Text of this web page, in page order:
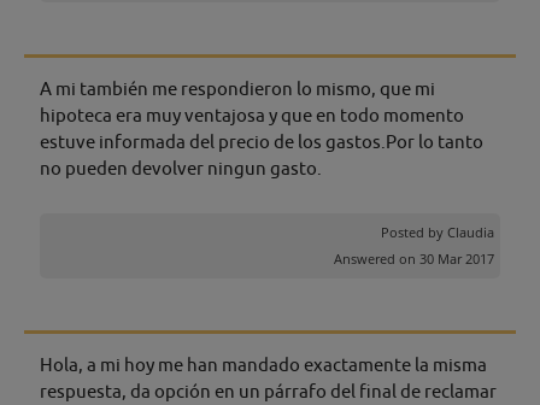
A mi también me respondieron lo mismo, que mi
hipoteca era muy ventajosa y que en todo momento
estuve informada del precio de los gastos.Por lo tanto
no pueden devolver ningun gasto.
Posted by Claudia
Answered on 30 Mar 2017
Hola, a mi hoy me han mandado exactamente la misma
respuesta, da opción en un párrafo del final de reclamar